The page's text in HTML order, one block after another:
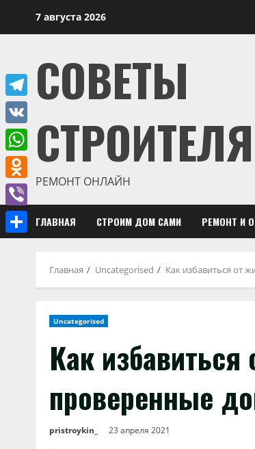
7 августа 2026
СОВЕТЫ
СТРОИТЕЛЯ
РЕМОНТ ОНЛАЙН
ГЛАВНАЯ СТРОИМ ДОМ САМИ РЕМОНТ И
Главная Uncategorised Как избавиться от
Uncategorised
Как
проверенные
pristroykin_ 23 апреля 2021
Telegram
VK
WhatsApp
Odnoklassniki
Viber